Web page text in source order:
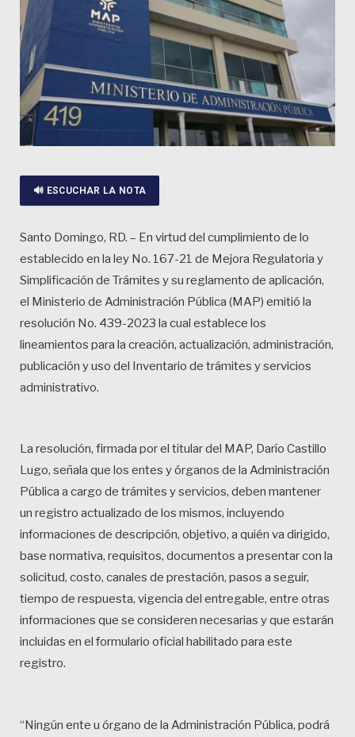
🔊 ESCUCHAR LA NOTA
Santo Domingo, RD. – En virtud del cumplimiento de lo
establecido en la ley No. 167-21 de Mejora Regulatoria y
Simplificación de Trámites y su reglamento de aplicación,
el Ministerio de Administración Pública (MAP) emitió la
resolución No. 439-2023 la cual establece los
lineamientos para la creación, actualización, administración,
publicación y uso del Inventario de trámites y servicios
administrativo.
La resolución, firmada por el titular del MAP, Darío Castillo
Lugo, señala que los entes y órganos de la Administración
Pública a cargo de trámites y servicios, deben mantener
un registro actualizado de los mismos, incluyendo
informaciones de descripción, objetivo, a quién va dirigido,
base normativa, requisitos, documentos a presentar con la
solicitud, costo, canales de prestación, pasos a seguir,
tiempo de respuesta, vigencia del entregable, entre otras
informaciones que se consideren necesarias y que estarán
incluidas en el formulario oficial habilitado para este
registro.
“Ningún ente u órgano de la Administración Pública, podrá